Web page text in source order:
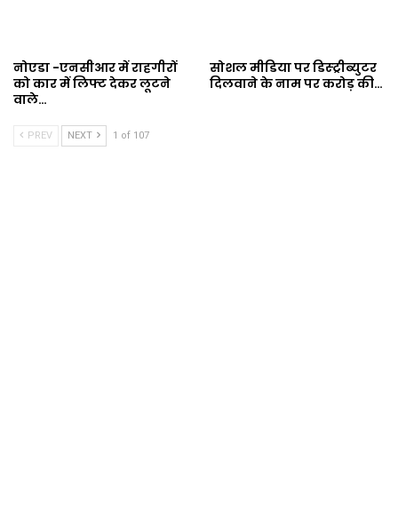
नोएडा -एनसीआर में राहगीरों
को कार में लिफ्ट देकर लूटने
वाले…
सोशल मीडिया पर डिस्ट्रीब्युटर
दिलवाने के नाम पर करोड़ की…
PREV NEXT 1 of 107